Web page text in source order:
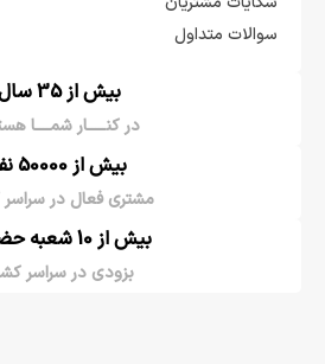
سوالات متداول
بیش از 35 سال
در کنـــــار شمــــا
بیش از 50000 نفر
مشتری فعال در
بیش از 10 شعبه حضوری
بزودی در سراسر